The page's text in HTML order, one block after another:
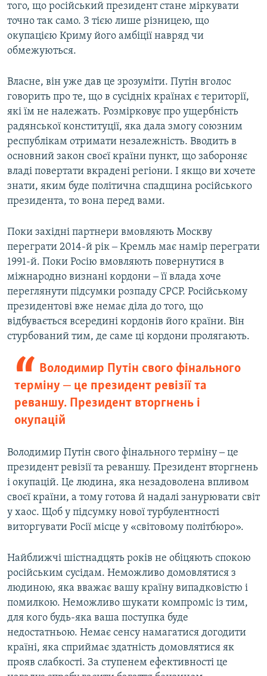
того, що російський президент стане міркувати
точно так само. З тією лише різницею, що
окупацією Криму його амбіції навряд чи
обмежуються.
Власне, він уже дав це зрозуміти. Путін вголос
говорить про те, що в сусідніх країнах є території,
які їм не належать. Розмірковує про ущербність
радянської конституції, яка дала змогу союзним
республікам отримати незалежність. Вводить в
основний закон своєї країни пункт, що забороняє
владі повертати вкрадені регіони. І якщо ви хочете
знати, яким буде політична спадщина російського
президента, то вона перед вами.
Поки західні партнери вмовляють Москву
переграти 2014-й рік ‒ Кремль має намір переграти
1991-й. Поки Росію вмовляють повернутися в
міжнародно визнані кордони ‒ її влада хоче
переглянути підсумки розпаду СРСР. Російському
президентові вже немає діла до того, що
відбувається всередині кордонів його країни. Він
стурбований тим, де саме ці кордони пролягають.
Володимир Путін свого фінального
терміну ‒ це президент ревізії та
реваншу. Президент вторгнень і
окупацій
Володимир Путін свого фінального терміну ‒ це
президент ревізії та реваншу. Президент вторгнень
і окупацій. Це людина, яка незадоволена впливом
своєї країни, а тому готова й надалі занурювати світ
у хаос. Щоб у підсумку нової турбулентності
виторгувати Росії місце у «світовому політбюро».
Найближчі шістнадцять років не обіцяють спокою
російським сусідам. Неможливо домовлятися з
людиною, яка вважає вашу країну випадковістю і
помилкою. Неможливо шукати компроміс із тим,
для кого будь-яка ваша поступка буде
недостатньою. Немає сенсу намагатися догодити
країні, яка сприймає здатність домовлятися як
прояв слабкості. За ступенем ефективності це